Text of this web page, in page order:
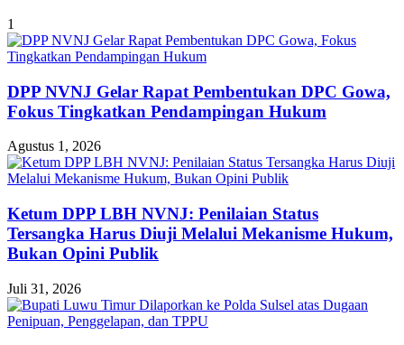
1
DPP NVNJ Gelar Rapat Pembentukan DPC Gowa,
Fokus Tingkatkan Pendampingan Hukum
Agustus 1, 2026
Ketum DPP LBH NVNJ: Penilaian Status
Tersangka Harus Diuji Melalui Mekanisme Hukum,
Bukan Opini Publik
Juli 31, 2026